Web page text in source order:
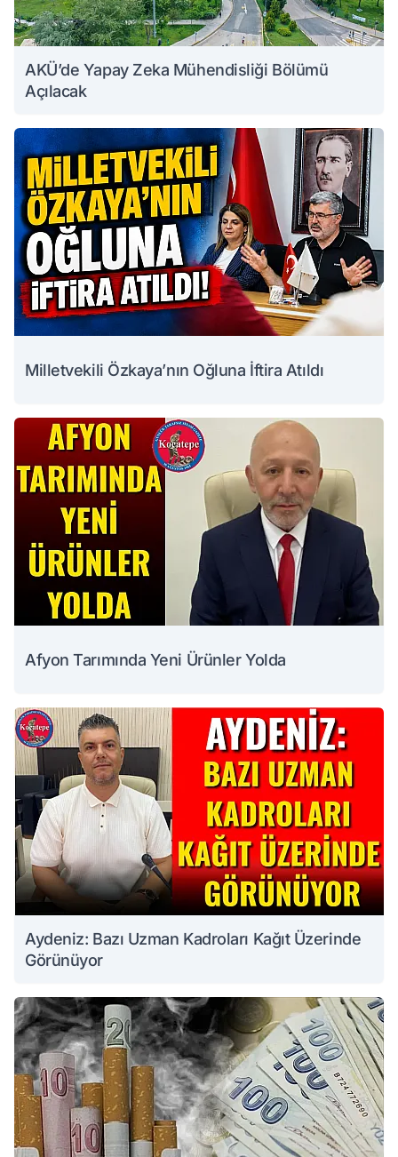
AKÜ’de Yapay Zeka Mühendisliği Bölümü
Açılacak
Milletvekili Özkaya’nın Oğluna İftira Atıldı
Afyon Tarımında Yeni Ürünler Yolda
Aydeniz: Bazı Uzman Kadroları Kağıt Üzerinde
Görünüyor